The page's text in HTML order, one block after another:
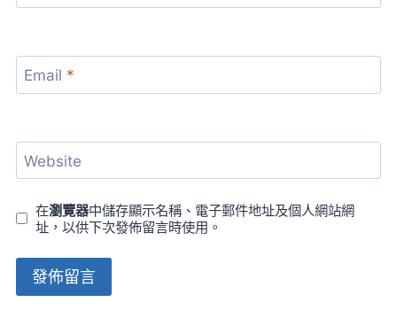
Email *
Website
在瀏覽器中儲存顯示名稱、電子郵件地址及個人網站網
址，以供下次發佈留言時使用。